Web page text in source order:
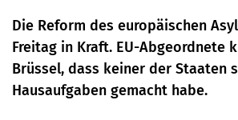
Die Reform des europäischen
Freitag in Kraft. EU-Abgeordnete
Brüssel, dass keiner der Staaten
Hausaufgaben gemacht habe.